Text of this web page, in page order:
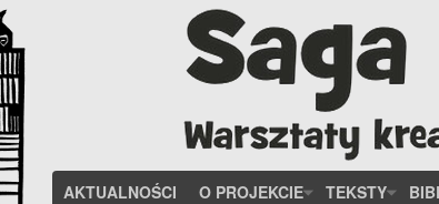
AKTUALNOŚCI O PROJEKCIE TEKSTY